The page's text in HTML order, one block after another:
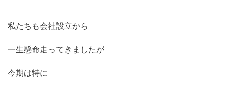
私たちも会社設立から
一生懸命走ってきましたが
今期は特に